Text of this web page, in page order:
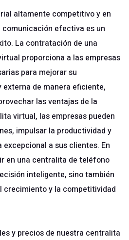
altamente competitivo y en
efectiva es un
La contratación de una
proporciona a las empresas
para mejorar su
de manera eficiente,
las ventajas de la
virtual, las empresas pueden
impulsar la productividad y
a sus clientes. En
en una centralita de teléfono
inteligente, sino también
crecimiento y la competitividad
y precios de nuestra centralita